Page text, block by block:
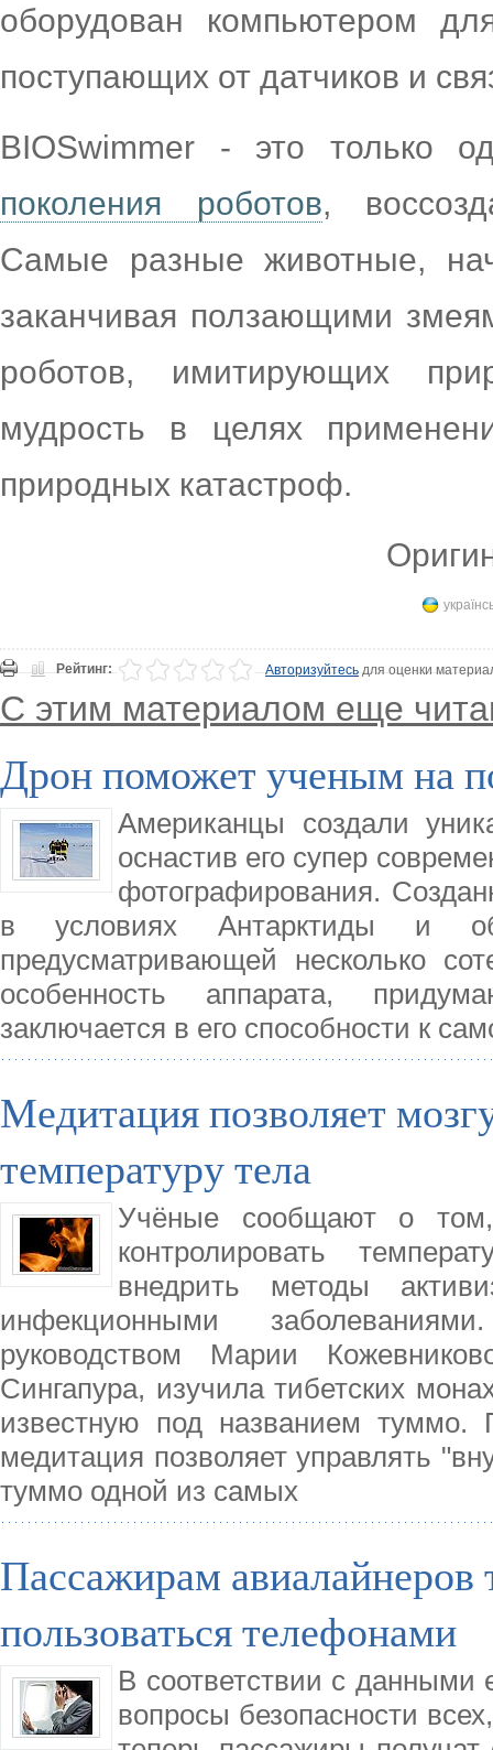
оборудован компьютером
поступающих от датчиков и
BIOSwimmer - это только
поколения роботов,
Самые разные животные,
заканчивая ползающими
роботов, имитирующих
мудрость в целях
природных катастроф.
Рейтинг: Авторизуйтесьдля оценки
С этим материалом еще
Дрон поможет ученым на
Американцы создали
оснастив его супер
фотографирования.
в условиях Антарктиды и
предусматривающей несколько
особенность аппарата,
заключается в его способности к
Медитация позволяет
температуру тела
Учёные сообщают о
контролировать
внедрить методы
инфекционными
руководством Марии
Сингапура, изучила тибетских
известную под названием
медитация позволяет управлять
туммо одной из самых
Пассажирам авиалайнеров
пользоваться телефонами
В соответствии с данными
вопросы безопасности